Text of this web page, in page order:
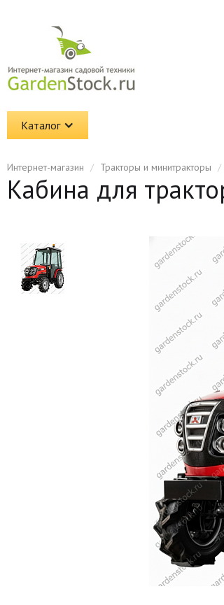
Каталог
Интернет-магазин / Тракторы и минитракторы /
Кабина для